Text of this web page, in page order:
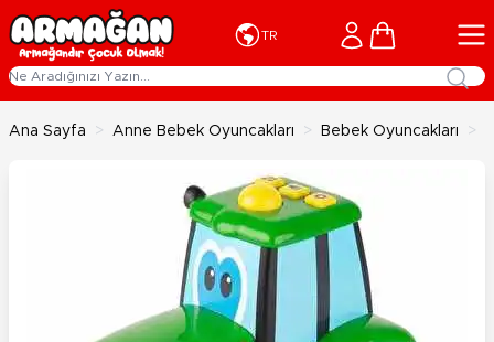
İçeriğe geç
TR Cart
Ana Sayfa > Anne Bebek Oyuncakları > Bebek Oyuncakları >